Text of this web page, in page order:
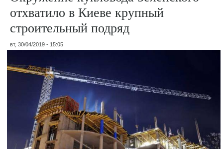
отхватило в Киеве крупный
строительный подряд
вт, 30/04/2019 - 15:05